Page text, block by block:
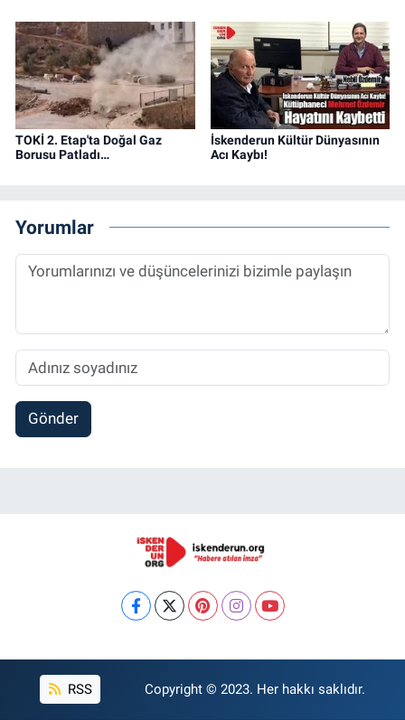
TOKİ 2. Etap'ta Doğal Gaz
Borusu Patladı…
İskenderun Kültür Dünyasının
Acı Kaybı!
Yorumlar
Gönder
RSS Copyright © 2023. Her hakkı saklıdır.